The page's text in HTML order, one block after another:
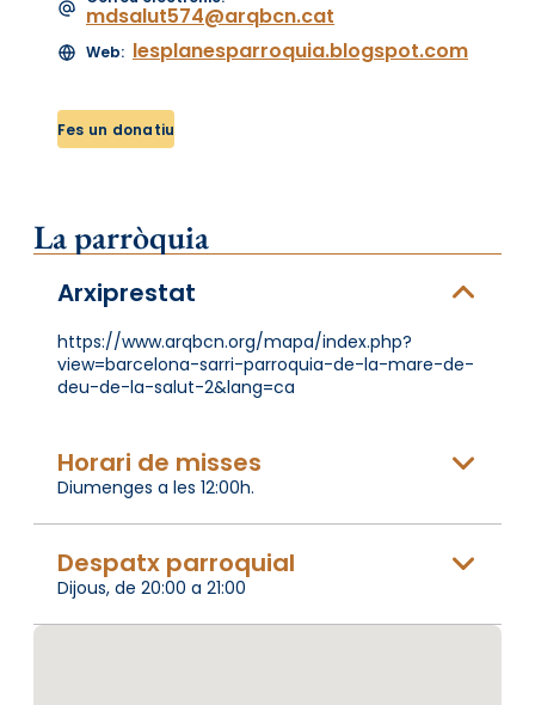
mdsalut574@arqbcn.cat
Web: lesplanesparroquia.blogspot.com
Fes un donatiu
La parròquia
Arxiprestat
https://www.arqbcn.org/mapa/index.php?
view=barcelona-sarri-parroquia-de-la-mare-de-
deu-de-la-salut-2&lang=ca
Horari de misses
Diumenges a les 12:00h.
Despatx parroquial
Dijous, de 20:00 a 21:00